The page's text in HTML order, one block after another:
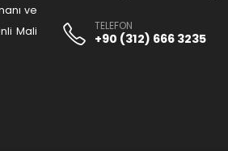
ve
Mali
TELEFON
+90 (312) 666 3235